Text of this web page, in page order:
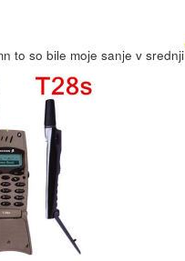
to so bile moje sanje v srednji